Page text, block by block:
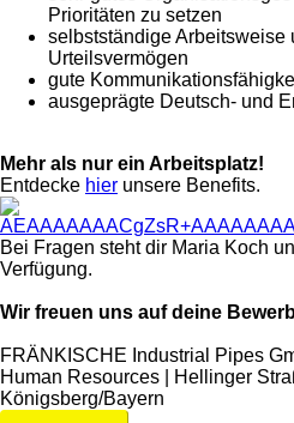
Prioritäten zu setzen
selbstständige Arbeitsweise
Urteilsvermögen
gute
ausgeprägte Deutsch- und
Mehr als nur ein Arbeitsplatz!
Entdecke hier unsere Benefits.
Bei Fragen steht dir Maria Koch
Verfügung.
Wir freuen uns auf deine
FRÄNKISCHE Industrial Pipes
Human Resources | Hellinger
Königsberg/Bayern